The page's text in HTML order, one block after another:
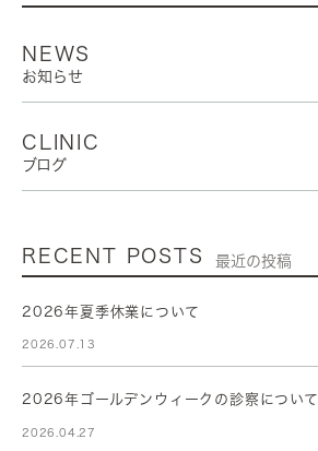
NEWS
お知らせ
CLINIC
ブログ
RECENT POSTS 最近の投稿
2026年夏季休業について
2026.07.13
2026年ゴールデンウィークの診察について
2026.04.27